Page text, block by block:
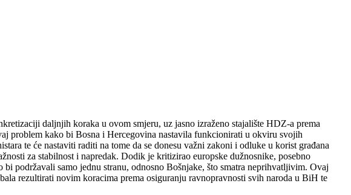
daljnjih koraka u ovom smjeru, uz jasno izraženo stajalište HDZ-a prema
problem kako bi Bosna i Hercegovina nastavila funkcionirati u okviru svojih
te će nastaviti raditi na tome da se donesu važni zakoni i odluke u korist građana
za stabilnost i napredak. Dodik je kritizirao europske dužnosnike, posebno
podržavali samo jednu stranu, odnosno Bošnjake, što smatra neprihvatljivim. Ovaj
rezultirati novim koracima prema osiguranju ravnopravnosti svih naroda u BiH te